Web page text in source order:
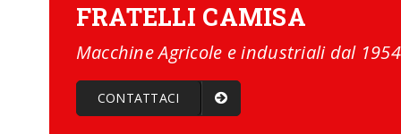
FRATELLI CAMISA
Macchine Agricole e industriali dal 1954
CONTATTACI